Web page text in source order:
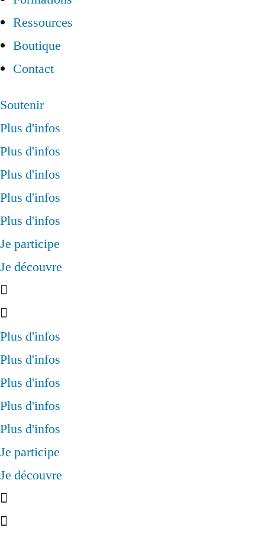
Ressources
Boutique
Contact
Soutenir
Plus d'infos
Plus d'infos
Plus d'infos
Plus d'infos
Plus d'infos
Je participe
Je découvre
Plus d'infos
Plus d'infos
Plus d'infos
Plus d'infos
Plus d'infos
Je participe
Je découvre